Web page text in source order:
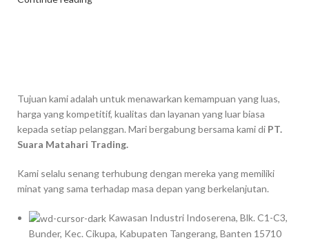
Tujuan kami adalah untuk menawarkan kemampuan yang luas,
harga yang kompetitif, kualitas dan layanan yang luar biasa
kepada setiap pelanggan. Mari bergabung bersama kami di PT.
Suara Matahari Trading.
Kami selalu senang terhubung dengan mereka yang memiliki
minat yang sama terhadap masa depan yang berkelanjutan.
Kawasan Industri Indoserena, Blk. C1-C3,
Bunder, Kec. Cikupa, Kabupaten Tangerang, Banten 15710